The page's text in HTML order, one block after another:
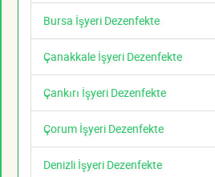
Bursa İşyeri Dezenfekte
Çanakkale İşyeri Dezenfekte
Çankırı İşyeri Dezenfekte
Çorum İşyeri Dezenfekte
Denizli İşyeri Dezenfekte